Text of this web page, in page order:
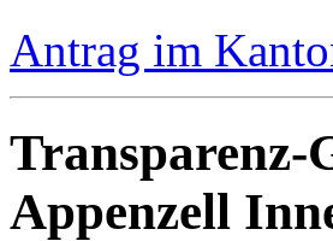
Antrag im
Transparenz-
Appenzell